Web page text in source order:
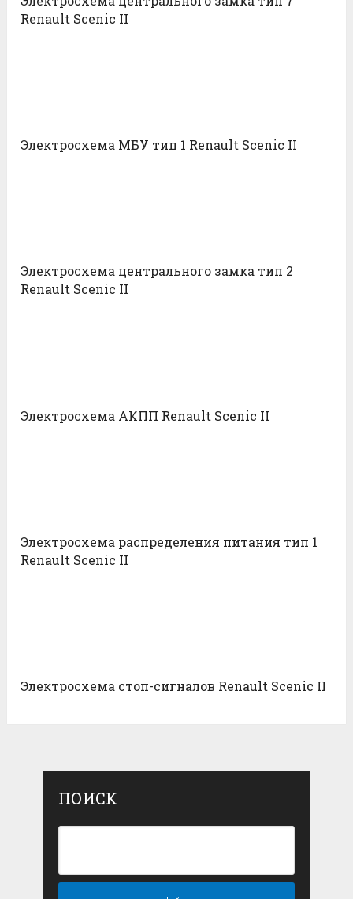
Renault Scenic II
Электросхема МБУ тип 1 Renault Scenic II
Электросхема центрального замка тип 2
Renault Scenic II
Электросхема АКПП Renault Scenic II
Электросхема распределения питания тип 1
Renault Scenic II
Электросхема стоп-сигналов Renault Scenic II
ПОИСК